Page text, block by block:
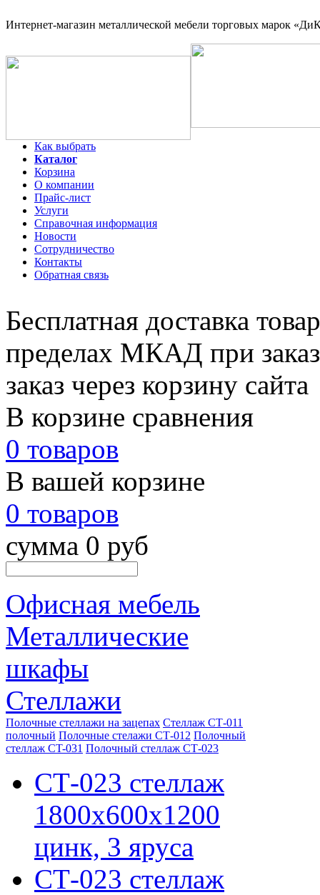
Интернет-магазин металлической мебели торговых марок
Как выбрать
Каталог
Корзина
О компании
Прайс-лист
Услуги
Справочная информация
Новости
Сотрудничество
Контакты
Обратная связь
Бесплатная доставка
пределах МКАД при
заказ через корзину сайта
В корзине сравнения
0 товаров
В вашей корзине
0 товаров
сумма 0 руб
Офисная мебель
Металлические
шкафы
Стеллажи
Полочные стеллажи на зацепах Стеллаж СТ-011
полочный Полочные стелажи СТ-012 Полочный
стеллаж CT-031 Полочный стеллаж СТ-023
СТ-023 стеллаж
1800х600х1200
цинк, 3 яруса
СТ-023 стеллаж